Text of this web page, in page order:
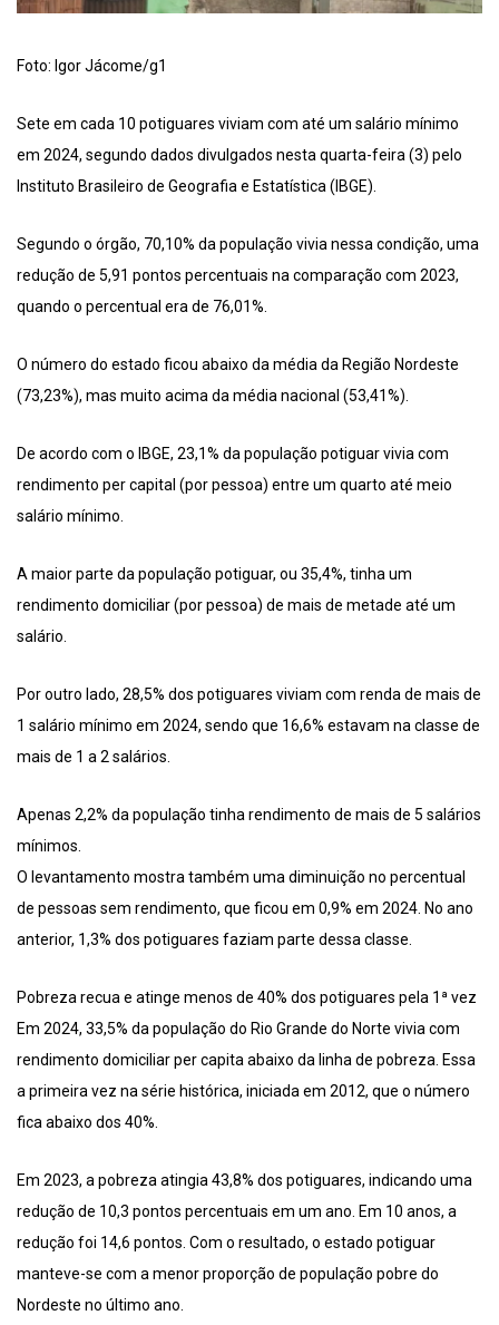
Foto: Igor Jácome/g1
Sete em cada 10 potiguares viviam com até um salário mínimo
em 2024, segundo dados divulgados nesta quarta-feira (3) pelo
Instituto Brasileiro de Geografia e Estatística (IBGE).
Segundo o órgão, 70,10% da população vivia nessa condição, uma
redução de 5,91 pontos percentuais na comparação com 2023,
quando o percentual era de 76,01%.
O número do estado ficou abaixo da média da Região Nordeste
(73,23%), mas muito acima da média nacional (53,41%).
De acordo com o IBGE, 23,1% da população potiguar vivia com
rendimento per capital (por pessoa) entre um quarto até meio
salário mínimo.
A maior parte da população potiguar, ou 35,4%, tinha um
rendimento domiciliar (por pessoa) de mais de metade até um
salário.
Por outro lado, 28,5% dos potiguares viviam com renda de mais de
1 salário mínimo em 2024, sendo que 16,6% estavam na classe de
mais de 1 a 2 salários.
Apenas 2,2% da população tinha rendimento de mais de 5 salários
mínimos.
O levantamento mostra também uma diminuição no percentual
de pessoas sem rendimento, que ficou em 0,9% em 2024. No ano
anterior, 1,3% dos potiguares faziam parte dessa classe.
Pobreza recua e atinge menos de 40% dos potiguares pela 1ª vez
Em 2024, 33,5% da população do Rio Grande do Norte vivia com
rendimento domiciliar per capita abaixo da linha de pobreza. Essa
a primeira vez na série histórica, iniciada em 2012, que o número
fica abaixo dos 40%.
Em 2023, a pobreza atingia 43,8% dos potiguares, indicando uma
redução de 10,3 pontos percentuais em um ano. Em 10 anos, a
redução foi 14,6 pontos. Com o resultado, o estado potiguar
manteve-se com a menor proporção de população pobre do
Nordeste no último ano.